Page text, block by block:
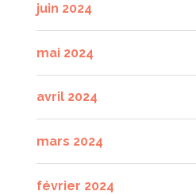
juin 2024
mai 2024
avril 2024
mars 2024
février 2024